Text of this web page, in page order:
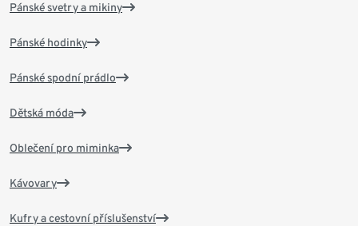
Pánské svetry a mikiny
Pánské hodinky
Pánské spodní prádlo
Dětská móda
Oblečení pro miminka
Kávovary
Kufry a cestovní příslušenství